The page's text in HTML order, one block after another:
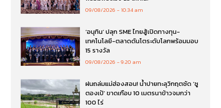
09/08/2026 10:34 am
‘อนุทิน’ ปลุก SME ไทยสู้เปิดทางทุน-
เทคโนโลยี-ตลาดดันโตระดับโลกพร้อมมอบ
15 รางวัล
09/08/2026 9:20 am
ฝนถล่มแม่ฮ่องสอน! น้ำปายทะลุวิกฤตซัด ‘ซู
ตองเป้’ ขาดเกือบ 10 เมตรนาข้าวจมกว่า
100 ไร่